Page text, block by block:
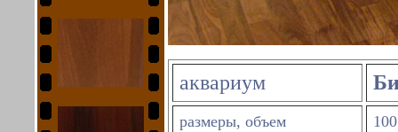
аквариум
размеры, объем 100